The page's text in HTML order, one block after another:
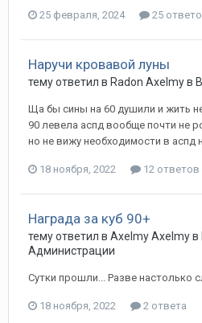
25 февраля, 2024 25
Наручи кровавой луны
тему ответил в Radon Axelmyв
Ща бы сины на 60 душили и жить
90 левела аспд вообще почти не
но не вижу необходимости в аспд
18 ноября, 2022 12 ответов
Награда за куб 90+
тему ответил в AxelmyAxelmyв
Администрации
Сутки прошли... Разве настолько
18 ноября, 2022 2 ответа